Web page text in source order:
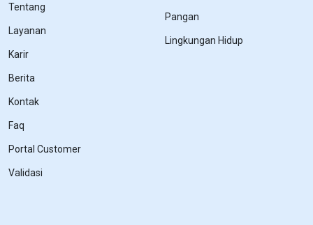
Tentang
Layanan
Karir
Berita
Kontak
Faq
Portal Customer
Validasi
Pangan
Lingkungan Hidup